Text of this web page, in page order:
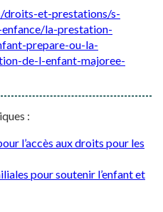
et-prestations/s-
la-prestation-
prepare-ou-la-
de-l-enfant-majoree-
:
l’accès aux droits pour les
pour soutenir l’enfant et